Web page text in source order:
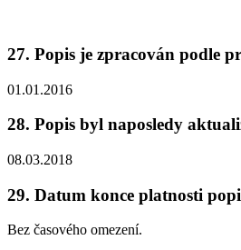
27. Popis je zpracován podle
01.01.2016
28. Popis byl naposledy
08.03.2018
29. Datum konce platnosti
Bez časového omezení.